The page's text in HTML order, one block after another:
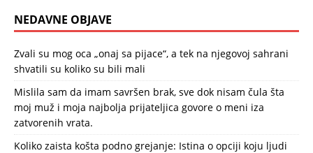
NEDAVNE OBJAVE
Zvali su mog oca „onaj sa pijace“, a tek na njegovoj sahrani
shvatili su koliko su bili mali
Mislila sam da imam savršen brak, sve dok nisam čula šta
moj muž i moja najbolja prijateljica govore o meni iza
zatvorenih vrata.
Koliko zaista košta podno grejanje: Istina o opciji koju ljudi